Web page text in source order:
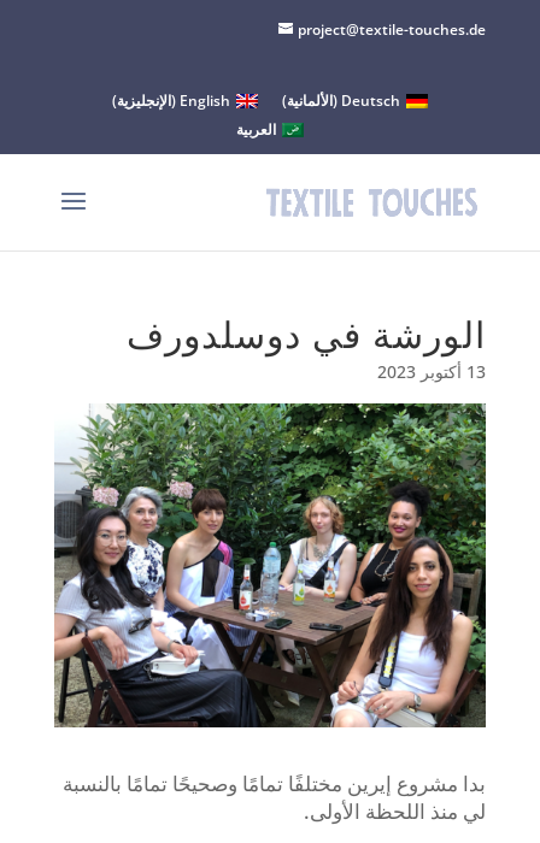
project@textile-touches.de
Deutsch
(الألمانية)
English
(الإنجليزية)
العربية
الورشة في دوسلدورف
13 أكتوبر 2023
بدا مشروع إيرين مختلفًا تمامًا وصحيحًا تمامًا بالنسبة
لي منذ اللحظة الأولى.